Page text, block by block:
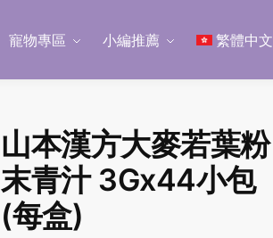
寵物專區 小編推薦 繁體中文
山本漢方大麥若葉粉
末青汁 3Gx44小包
(每盒)